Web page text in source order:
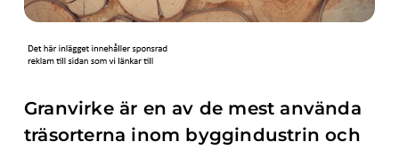
Granvirke är en av de mest använda
träsorterna inom byggindustrin och